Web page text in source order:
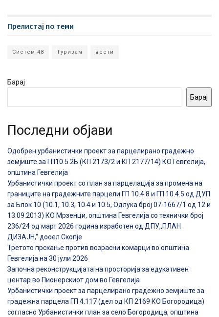
Прелистај по теми
Систем 48 Туризам вести
Барај
Барај
Последни објави
Одобрен урбанистички проект за парцелирано градежно
земјиште за ГП10.5.2Б (КП 2173/2 и КП 2177/14) КО Гевгелија,
општина Гевгелија
Урбанистички проект со план за парцелација за промена на
границите на градежните парцели ГП 10.4.8 и ГП 10.4.5 од ДУП
за Блок 10 (10.1, 10.3, 10.4 и 10.5, Одлука број 07-1667/1 од 12 и
13.09.2013) КО Мрзенци, општина Гевгелија со технички број
236/24 од март 2026 година изработен од ДПУ,,ПЛАН
ДИЗАЈН,“ дооел Скопје
Третото прскање против возрасни комарци во општина
Гевгелија на 30 јули 2026
Започна реконструкцијата на просторија за едукативен
центар во Пионерскиот дом во Гевгелија
Урбанистички проект за парцелирано градежно земјиште за
градежна парцела ГП 4.117 (дел од КП 2169 КО Богородица)
согласно Урбанистички план за село Богородица, општина